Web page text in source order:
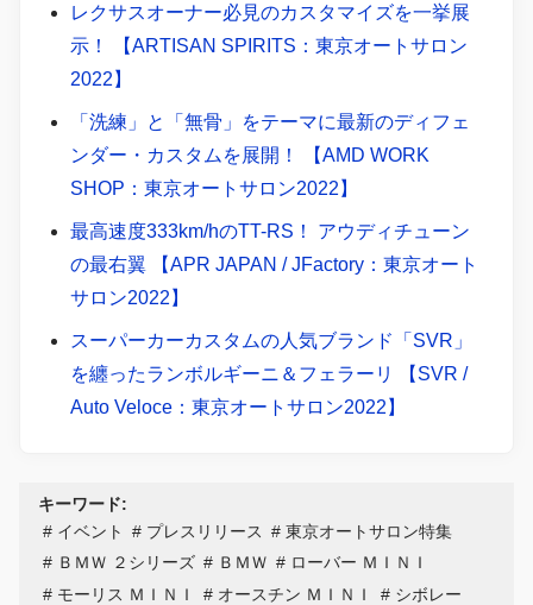
レクサスオーナー必見のカスタマイズを一挙展
示！ 【ARTISAN SPIRITS：東京オートサロン
2022】
「洗練」と「無骨」をテーマに最新のディフェ
ンダー・カスタムを展開！ 【AMD WORK
SHOP：東京オートサロン2022】
最高速度333km/hのTT-RS！ アウディチューン
の最右翼 【APR JAPAN / JFactory：東京オート
サロン2022】
スーパーカーカスタムの人気ブランド「SVR」
を纏ったランボルギーニ＆フェラーリ 【SVR /
Auto Veloce：東京オートサロン2022】
キーワード:
イベント
プレスリリース
東京オートサロン特集
ＢＭＷ ２シリーズ
ＢＭＷ
ローバー ＭＩＮＩ
モーリス ＭＩＮＩ
オースチン ＭＩＮＩ
シボレー